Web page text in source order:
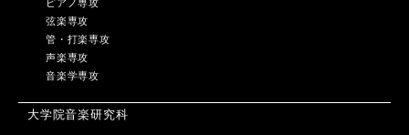
ピアノ専攻
弦楽専攻
管・打楽専攻
声楽専攻
音楽学専攻
大学院音楽研究科